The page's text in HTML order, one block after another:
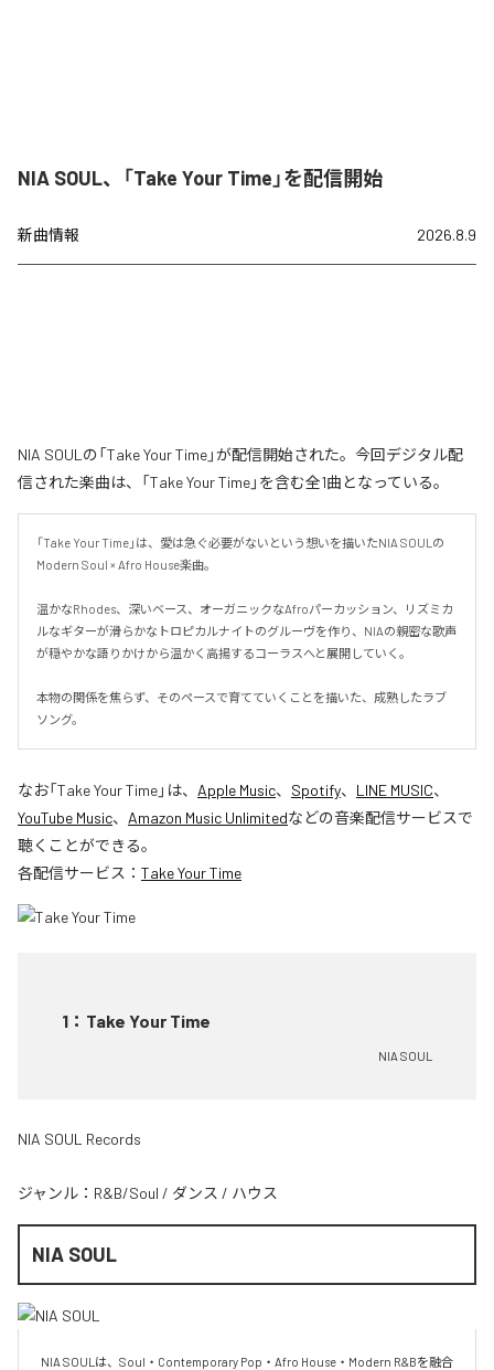
NIA SOUL、「Take Your Time」を配信開始
新曲情報 2026.8.9
NIA SOULの「Take Your Time」が配信開始された。今回デジタル配
信された楽曲は、「Take Your Time」を含む全1曲となっている。
「Take Your Time」は、愛は急ぐ必要がないという想いを描いたNIA SOULの
Modern Soul × Afro House楽曲。
温かなRhodes、深いベース、オーガニックなAfroパーカッション、リズミカ
ルなギターが滑らかなトロピカルナイトのグルーヴを作り、NIAの親密な歌声
が穏やかな語りかけから温かく高揚するコーラスへと展開していく。
本物の関係を焦らず、そのペースで育てていくことを描いた、成熟したラブ
ソング。
なお「Take Your Time」は、 Apple Music、 Spotify、 LINE MUSIC、
YouTube Music、 Amazon Music Unlimitedなどの音楽配信サービスで
聴くことができる。
各配信サービス： Take Your Time
1 ： Take Your Time
NIA SOUL
NIA SOUL Records
ジャンル： R&B/Soul / ダンス / ハウス
NIA SOUL
NIA SOULは、Soul・Contemporary Pop・Afro House・Modern R&Bを融合